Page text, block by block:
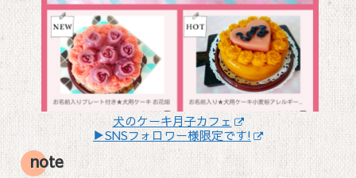
犬のケーキ月子カフェ
▶SNSフォロワー様限定です!
note